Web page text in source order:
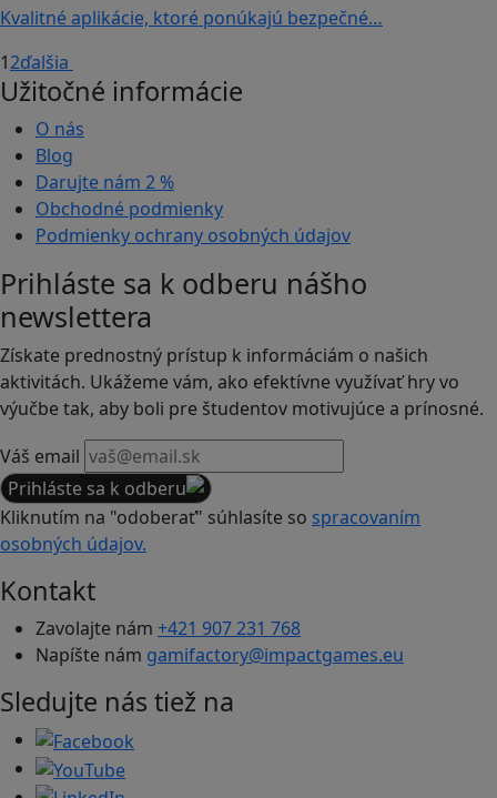
Kvalitné aplikácie, ktoré ponúkajú bezpečné…
12ďalšia
Užitočné informácie
O nás
Blog
Darujte nám 2 %
Obchodné podmienky
Podmienky ochrany osobných údajov
Prihláste sa k odberu nášho
newslettera
Získate prednostný prístup k informáciám o našich
aktivitách. Ukážeme vám, ako efektívne využívať hry vo
výučbe tak, aby boli pre študentov motivujúce a prínosné.
Váš email
Prihláste sa k odberu
Kliknutím na "odoberať" súhlasíte so spracovaním
osobných údajov.
Kontakt
Zavolajte nám +421 907 231 768
Napíšte nám gamifactory@impactgames.eu
Sledujte nás tiež na